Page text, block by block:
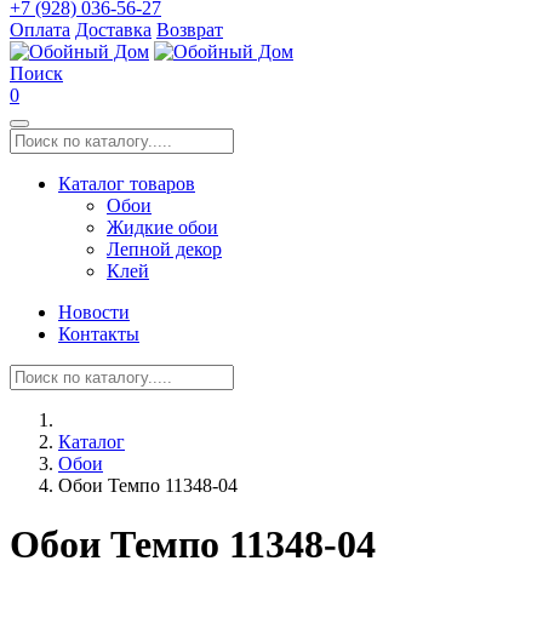
+7 (928) 036-56-27
Оплата Доставка Возврат
Поиск
0
Каталог товаров
Обои
Жидкие обои
Лепной декор
Клей
Новости
Контакты
Каталог
Обои
Обои Темпо 11348-04
Обои Темпо 11348-04